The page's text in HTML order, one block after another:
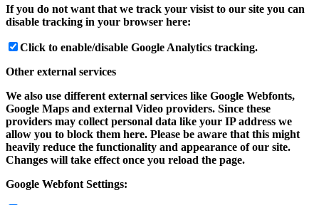
If you do not want that we track your visist to our site you can
disable tracking in your browser here:
Click to enable/disable Google Analytics tracking.
Other external services
We also use different external services like Google Webfonts,
Google Maps and external Video providers. Since these
providers may collect personal data like your IP address we
allow you to block them here. Please be aware that this might
heavily reduce the functionality and appearance of our site.
Changes will take effect once you reload the page.
Google Webfont Settings: